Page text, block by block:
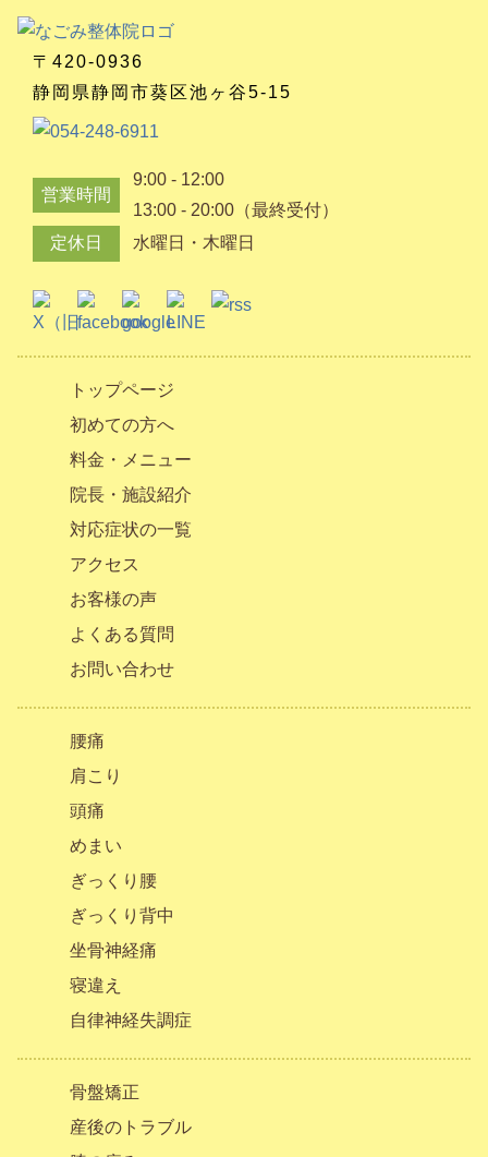
〒420-0936
静岡県静岡市葵区池ヶ谷5-15
営業時間
9:00 - 12:00
13:00 - 20:00（最終受付）
定休日
水曜日・木曜日
トップページ
初めての方へ
料金・メニュー
院長・施設紹介
対応症状の一覧
アクセス
お客様の声
よくある質問
お問い合わせ
腰痛
肩こり
頭痛
めまい
ぎっくり腰
ぎっくり背中
坐骨神経痛
寝違え
自律神経失調症
骨盤矯正
産後のトラブル